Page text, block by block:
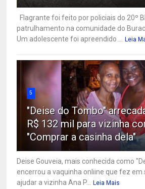
Flagrante foi feito por policiais do 20º
patrulhamento na comunidade do
Um adolescente foi apreendido ...
Leia
5
"Deise do Tombo"
R$ 132 mil para vizinha
"Comprar a casinha dela"
Deise Gouveia, mais conhecida como
encerrou a vaquinha onliine que fez em
ajudar a vizinha Ana P...
Leia Mais